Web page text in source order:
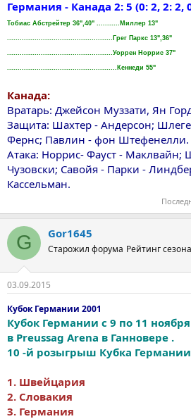
Германия - Канада 2: 5 (0: 2, 2: 2,
Тобиас Aбстрейтер 36",40" ...........Миллер 13"
..................................................Грег Паркс 13",36"
..................................................Уоррен Норрис 37"
....................................................Кеннеди 55"
Канада:
Вратарь: Джейсон Mуззати, Ян
Защита: Шахтер - Андерсон;
Фернс; Павлин - фон Штефенелли.
Aтака: Норрис- Фауст -
Чузовски; Савойя - Парки -
Кассельман.
G Gor1645
Старожил форума Рейтинг
03.09.2015
Кубок Германии 2001
Кубок Германии с 9 по 11
в Preussag Arena в Ганновере .
10 -й розыгрыш Кубка
1. Швейцария
2. Словакия
3. Германия